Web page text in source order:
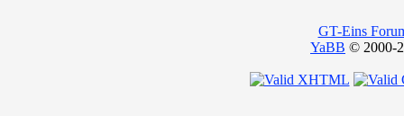
GT-Eins
YaBB © 2000-